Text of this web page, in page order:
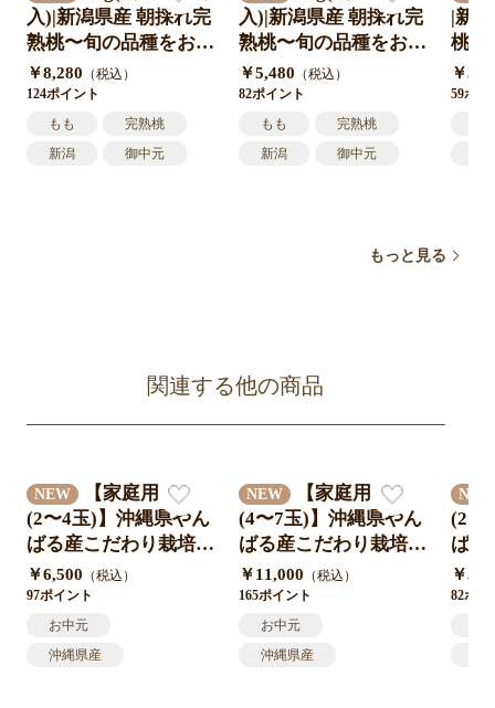
もっと見る
入)|新潟県産 朝採れ完
熟桃〜旬の品種をお届
け〜
￥8,280 （税込）
124ポイント
もも
完熟桃
新潟
御中元
入)|新潟県産 朝採れ完
熟桃〜旬の品種をお届
け〜
￥5,480 （税込）
82ポイント
もも
完熟桃
新潟
御中元
|新
桃〜
け〜
￥
59ポイ
関連する他の商品
NEW
【家庭用1kg
(2〜4玉)】沖縄県やん
ばる産こだわり栽培
「わかのマンゴー」送
料無料クール便対応
＊農家直送7月中旬発
送開始予定
￥6,500 （税込）
97ポイント
お中元
沖縄県産
NEW
【家庭用2kg
(4〜7玉)】沖縄県やん
ばる産こだわり栽培
「わかのマンゴー」送
料無料クール便対応
＊農家直送7月中旬発
送開始予定
￥11,000 （税込）
165ポイント
お中元
沖縄県産
NEW
(2〜
ばる
「
料無
￥
82ポイ